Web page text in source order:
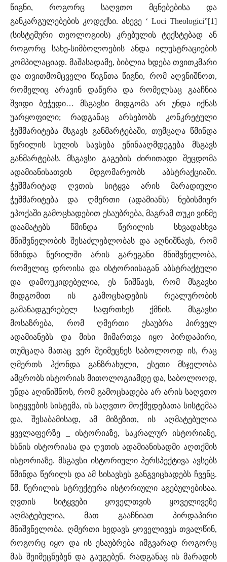
წიგნი, როგორც საღვთო მცნებებისა და
განკარგულებების კოდექსი. ასევე ‘ Loci Theologici”[1]
(სისტემური თეოლოგიის) კრებულის ტექსტებად ან
როგორც სახე-სიმბოლოების ანდა ილუსტრაციების
კომპილაციად. მაშასადამე, ბიბლია ხდება თვითკმარი
და თვითმომცველი წიგნთა წიგნი, რომ აღვნიშნოთ,
რომელიც არავინ დაწერა და რომელსაც გააჩნია
შვიდი ბეჭედი… მსგავსი მიდგომა არ უნდა იქნას
უარყოფილი; რადგანაც არსებობს კონკრეტული
ჭეშმარიტება მსგავს განმარტებაში, თუმცაღა წმინდა
წერილის სულის სავსება ეწინააღმდეგება მსგავს
განმარტებას. მსგავსი გაგების ძირითადი შეცდომა
ადამიანისათვის მდგომარეობს აბსტრაქციაში.
ჭეშმარიტად ღვთის სიტყვა არის მარადიული
ჭეშმარიტება და ღმერთი (ადამიანს) ნებისმიერ
ეპოქაში გამოცხადებით ესაუბრება, მაგრამ თუკი ვინმე
დაამატებს წმინდა წერილის სხვადასხვა
მნიშვნელობის შესაძლებლობას და აღნიშნავს, რომ
წმინდა წერილში არის გარეგანი მნიშვნელობა,
რომელიც დროისა და ისტორიისაგან აბსტრაქტული
და დამოუკიდებელია, ეს ნიშნავს, რომ მსგავსი
მიდგომით ის გამოცხადების რეალურობის
გამანადგურებელ საფრთხეს ქმნის. მსგავსი
მოსაზრება, რომ ღმერთი ესაუბრა პირველ
ადამიანებს და მისი მიმართვა იყო პირდაპირი,
თუმცაღა მათაც ვერ შეიმეცნეს საბოლოოდ ის, რაც
ღმერთს ჰქონდა განზრახული, ესეთი მსჯელობა
ამცრობს ისტორიას მითოლოგიამდე და, საბოლოოდ,
უნდა აღინიშნოს, რომ გამოცხადება არ არის საღვთო
სიტყვების სისტემა, ის საღვთო მოქმედებათა სისტემაა
და, შესაბამისად, ამ მიზეზით, ის აღმატებულია
ყველაფერზე _ ისტორიაზე, საკრალურ ისტორიაზე,
ხსნის ისტორიასა და ღვთის ადამიანისადმი აღთქმის
ისტორიაზე. მსგავსი ისტორიული პერსპექტივა ავსებს
წმინდა წერილს და ამ სისავსეს განგვიცხადებს ჩვენც.
წმ. წერილის სტრუქტურა ისტორიული აგებულებისაა.
ღვთის სიტყვები ყოველთვის ყოველივეზე
აღმატებულია, მათ გააჩნიათ პირდაპირი
მნიშვნელობა. ღმერთი ხედავს ყოველივეს თვალწინ,
როგორც იყო და ის ესაუბრება იმგვარად როგორც
მას შეიმეცნებენ და გაუგებენ. რადგანაც ის მარადის